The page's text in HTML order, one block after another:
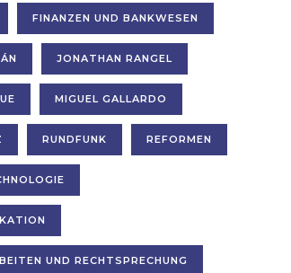
FINANZEN UND BANKWESEN
JONATHAN RANGEL
MIGUEL GALLARDO
RUNDFUNK REFORMEN
UND RECHTSPRECHUNG